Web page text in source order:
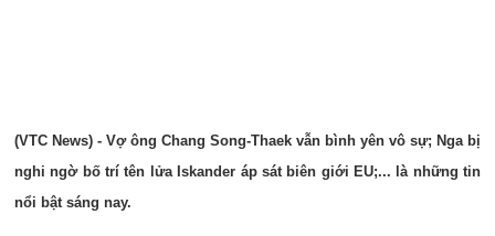
(VTC News) - Vợ ông Chang Song-Thaek vẫn bình yên vô sự; Nga bị
nghi ngờ bố trí tên lửa Iskander áp sát biên giới EU;... là những tin
nổi bật sáng nay.